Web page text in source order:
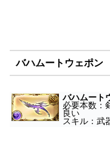
バハムートウェポン
バハムート
必要本数：
良い
スキル：武